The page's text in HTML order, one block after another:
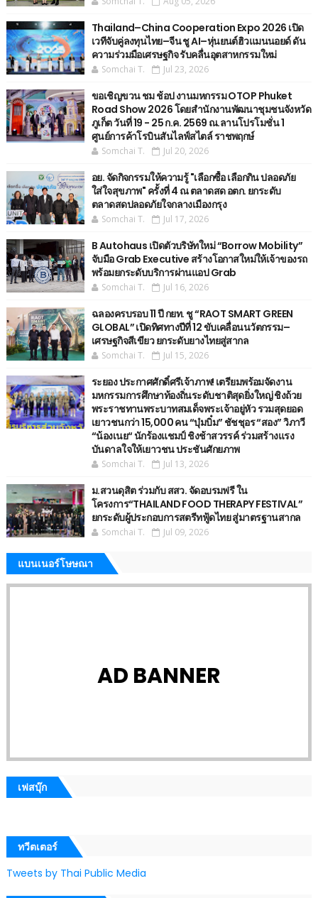
Thailand–China Cooperation Expo 2026 เปิด
เวทีจับคู่ลงทุนไทย–จีน ชู AI–หุ่นยนต์ฮิวแมนนอยด์ ดัน
ความร่วมมือเศรษฐกิจ รับคลื่นอุตสาหกรรมใหม่
Somchai T. Jul 23, 2026
ขอเชิญขวน ชม ช้อป งานมหกรรม OTOP Phuket
Road Show 2026 โดยสำนักงานพัฒนาชุมชนจังหวัด
ภูเก็ต วันที่ 19 - 25 ก.ค. 2569 ณ.ลานโปรโมชั่น 1
ศูนย์การค้าโรบินสันไลฟ์สไตล์ ราชพฤกษ์
Somchai T. Jul 20, 2026
อย. จัดกิจกรรมให้ความรู้ "เลือกซื้อ เลือกกิน ปลอดภัย
ใส่ใจสุขภาพ" ครั้งที่ 4 ณ ตลาดสด อตก. ยกระดับ
ตลาดสดปลอดภัยใจกลางเมืองกรุง
Somchai T. Jul 17, 2026
B Autohaus เปิดตัวบริษัทใหม่ “Borrow Mobility”
จับมือ Grab Executive สร้างโอกาสใหม่ให้เจ้าของรถ
พร้อมยกระดับบริการผ่านแอป Grab
Somchai T. Jul 16, 2026
ฉลองครบรอบ 11 ปี กยท. ชู “RAOT SMART GREEN
GLOBAL” เปิดทิศทางปีที่ 12 ขับเคลื่อนนวัตกรรม–
เศรษฐกิจสีเขียว ยกระดับยางไทยสู่สากล
Somchai T. Jul 15, 2026
ระยอง ประกาศศักดิ์ศรีเจ้าภาพ! เตรียมพร้อมจัดงาน
มหกรรมการศึกษาท้องถิ่นระดับชาติสุดยิ่งใหญ่ ชิงถ้วย
พระราชทานพระบาทสมเด็จพระเจ้าอยู่หัว รวมสุดยอด
เยาวชนกว่า 15,000 คน “บุ๋มบิ๋ม” ชัชชุอร “สอง” วิภาวี
“น้องเนย“ นักร้องแชมป์ ชิงช้าสวรรค์ ร่วมสร้างแรง
บันดาลใจให้เยาวชน ประชันศักยภาพ
Somchai T. Jul 13, 2026
ม.สวนดุสิต ร่วมกับ สสว. จัดอบรมฟรี ใน
โครงการ“THAILAND FOOD THERAPY FESTIVAL”
ยกระดับผู้ประกอบการสตรีทฟู้ดไทย สู่มาตรฐานสากล
Somchai T. Jul 09, 2026
แบนเนอร์โษษณา
AD BANNER
เฟสบุ๊ก
ทวีตเตอร์
Tweets by Thai Public Media